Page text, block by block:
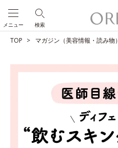
検索
メニュー
TOP マガジン（美容情報・読み物）